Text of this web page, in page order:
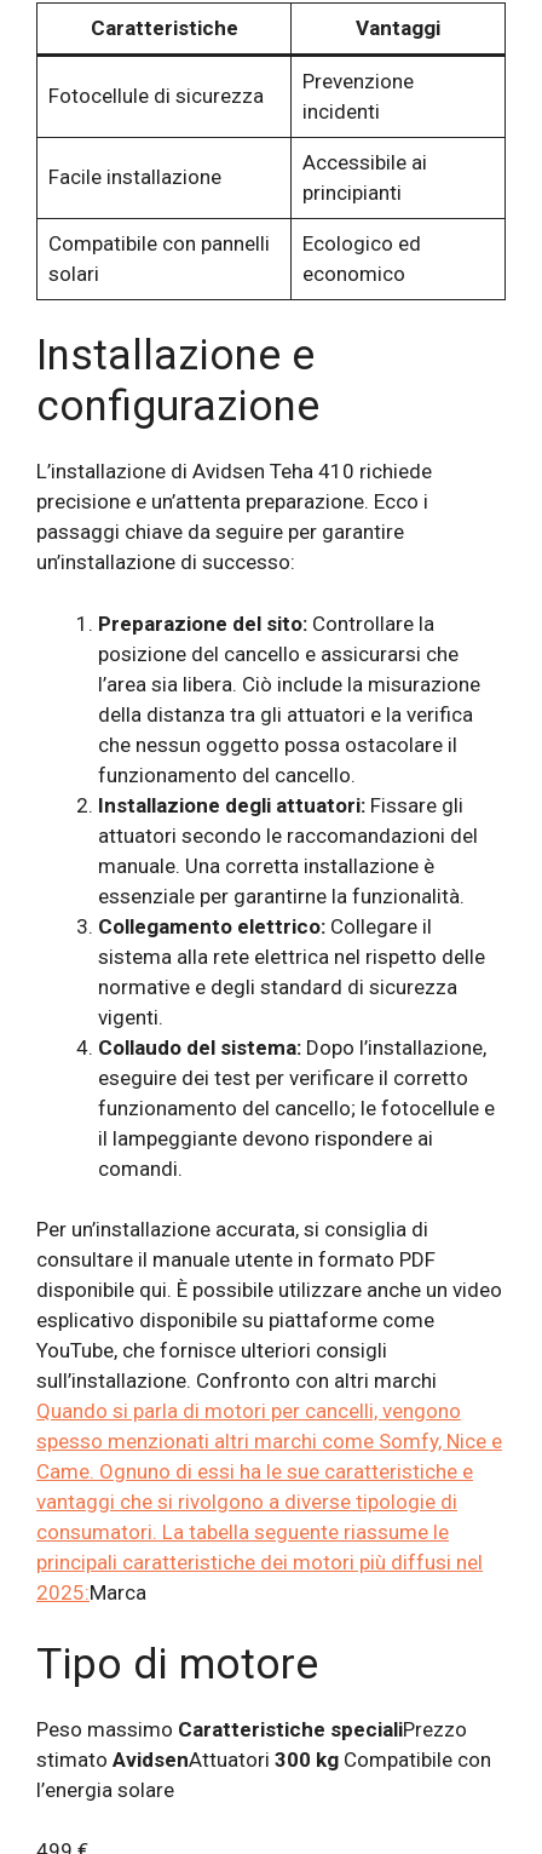
Caratteristiche Vantaggi
Fotocellule di sicurezza
Prevenzione
incidenti
Facile installazione
Accessibile ai
principianti
Compatibile con pannelli
solari
Ecologico ed
economico
Installazione e
configurazione
L’installazione di Avidsen Teha 410 richiede
precisione e un’attenta preparazione. Ecco i
passaggi chiave da seguire per garantire
un’installazione di successo:
Preparazione del sito: Controllare la
posizione del cancello e assicurarsi che
l’area sia libera. Ciò include la misurazione
della distanza tra gli attuatori e la verifica
che nessun oggetto possa ostacolare il
funzionamento del cancello.
Installazione degli attuatori: Fissare gli
attuatori secondo le raccomandazioni del
manuale. Una corretta installazione è
essenziale per garantirne la funzionalità.
Collegamento elettrico: Collegare il
sistema alla rete elettrica nel rispetto delle
normative e degli standard di sicurezza
vigenti.
Collaudo del sistema: Dopo l’installazione,
eseguire dei test per verificare il corretto
funzionamento del cancello; le fotocellule e
il lampeggiante devono rispondere ai
comandi.
Per un’installazione accurata, si consiglia di
consultare il manuale utente in formato PDF
disponibile qui. È possibile utilizzare anche un video
esplicativo disponibile su piattaforme come
YouTube, che fornisce ulteriori consigli
sull’installazione. Confronto con altri marchi
Quando si parla di motori per cancelli, vengono
spesso menzionati altri marchi come Somfy, Nice e
Came. Ognuno di essi ha le sue caratteristiche e
vantaggi che si rivolgono a diverse tipologie di
consumatori. La tabella seguente riassume le
principali caratteristiche dei motori più diffusi nel
2025:Marca
Tipo di motore
Peso massimo Caratteristiche specialiPrezzo
stimato AvidsenAttuatori 300 kg Compatibile con
l’energia solare